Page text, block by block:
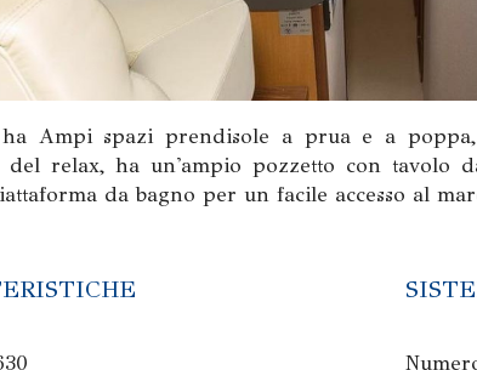
Ampi spazi prendisole a prua e a
del relax, ha un'ampio pozzetto con tavolo
da bagno per un facile accesso al